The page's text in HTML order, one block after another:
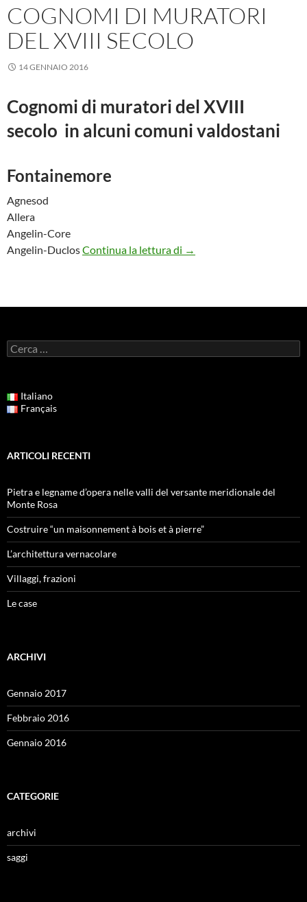
COGNOMI DI MURATORI
DEL XVIII SECOLO
14 GENNAIO 2016
Cognomi di muratori del XVIII
secolo in alcuni comuni valdostani
Fontainemore
Agnesod
Allera
Angelin-Core
Angelin-DuclosContinua la lettura di Cognomi di muratori del
→
Ricerca
per:
Italiano
Français
ARTICOLI RECENTI
Pietra e legname d’opera nelle valli del versante meridionale del
Monte Rosa
Costruire “un maisonnement à bois et à pierre”
L’architettura vernacolare
Villaggi, frazioni
Le case
ARCHIVI
Gennaio 2017
Febbraio 2016
Gennaio 2016
CATEGORIE
archivi
saggi